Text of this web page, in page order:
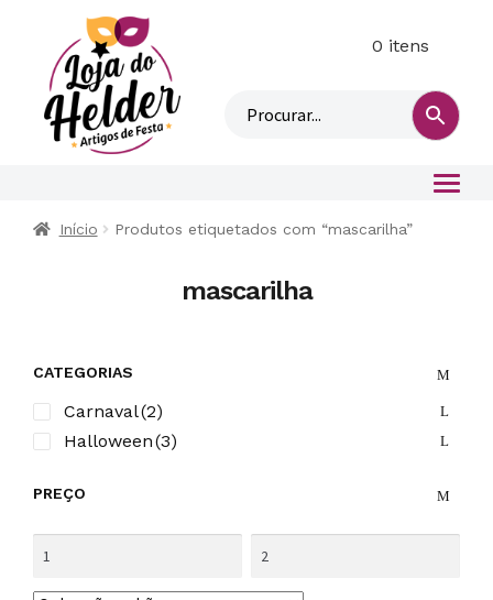
n
0 itens
Início Produtos etiquetados com “mascarilha”
mascarilha
CATEGORIAS
Carnaval(2)
Halloween(3)
PREÇO